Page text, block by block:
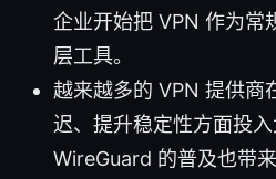
企业开始把 VPN 作为常
层工具。
越来越多的 VPN 提供商
迟、提升稳定性方面投入
WireGuard 的普及也带